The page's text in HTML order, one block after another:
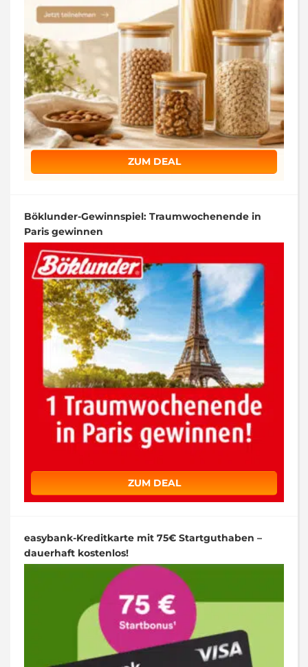
ZUM DEAL
Böklunder-Gewinnspiel: Traumwochenende in
Paris gewinnen
ZUM DEAL
easybank-Kreditkarte mit 75€ Startguthaben –
dauerhaft kostenlos!